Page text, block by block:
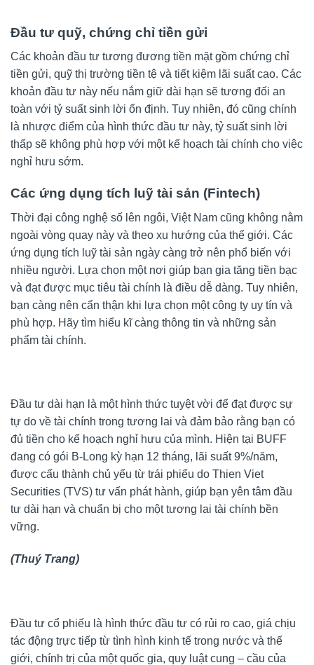
Đầu tư quỹ, chứng chỉ tiền gửi
Các khoản đầu tư tương đương tiền mặt gồm chứng chỉ
tiền gửi, quỹ thị trường tiền tệ và tiết kiệm lãi suất cao. Các
khoản đầu tư này nếu nắm giữ dài hạn sẽ tương đối an
toàn với tỷ suất sinh lời ổn định. Tuy nhiên, đó cũng chính
là nhược điểm của hình thức đầu tư này, tỷ suất sinh lời
thấp sẽ không phù hợp với một kế hoạch tài chính cho việc
nghỉ hưu sớm.
Các ứng dụng tích luỹ tài sản (Fintech)
Thời đại công nghệ số lên ngôi, Việt Nam cũng không nằm
ngoài vòng quay này và theo xu hướng của thế giới. Các
ứng dụng tích luỹ tài sản ngày càng trở nên phổ biến với
nhiều người. Lựa chọn một nơi giúp bạn gia tăng tiền bạc
và đạt được mục tiêu tài chính là điều dễ dàng. Tuy nhiên,
bạn càng nên cẩn thận khi lựa chọn một công ty uy tín và
phù hợp. Hãy tìm hiểu kĩ càng thông tin và những sản
phẩm tài chính.
Đầu tư dài hạn là một hình thức tuyệt vời để đạt được sự
tự do về tài chính trong tương lai và đảm bảo rằng bạn có
đủ tiền cho kế hoạch nghỉ hưu của mình. Hiện tại BUFF
đang có gói B-Long kỳ hạn 12 tháng, lãi suất 9%/năm,
được cấu thành chủ yếu từ trái phiếu do Thien Viet
Securities (TVS) tư vấn phát hành, giúp bạn yên tâm đầu
tư dài hạn và chuẩn bị cho một tương lai tài chính bền
vững.
(Thuý Trang)
Đầu tư cổ phiếu là hình thức đầu tư có rủi ro cao, giá chịu
tác động trực tiếp từ tình hình kinh tế trong nước và thế
giới, chính trị của một quốc gia, quy luật cung – cầu của